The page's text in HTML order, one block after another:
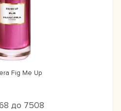
Fig Me Up
до 7508